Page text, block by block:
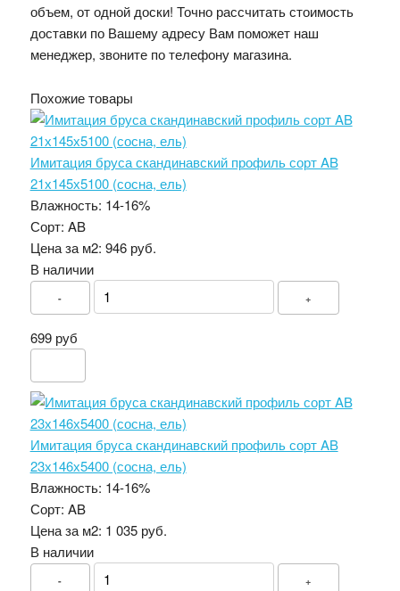
объем, от одной доски! Точно рассчитать стоимость
доставки по Вашему адресу Вам поможет наш
менеджер, звоните по телефону магазина.
Похожие товары
Имитация бруса скандинавский профиль сорт AB
21х145х5100 (сосна, ель)
Влажность: 14-16%
Сорт: AB
Цена за м2: 946 руб.
В наличии
- +
699 руб
Имитация бруса скандинавский профиль сорт AB
23х146х5400 (сосна, ель)
Влажность: 14-16%
Сорт: AB
Цена за м2: 1 035 руб.
В наличии
- +